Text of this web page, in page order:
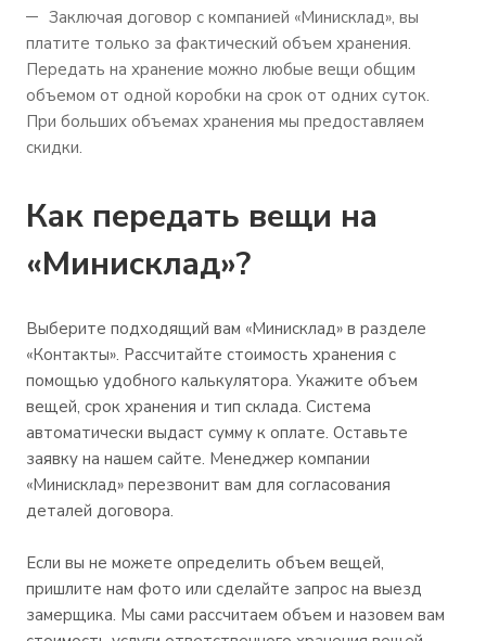
Заключая договор с компанией «Минисклад», вы
платите только за фактический объем хранения.
Передать на хранение можно любые вещи общим
объемом от одной коробки на срок от одних суток.
При больших объемах хранения мы предоставляем
скидки.
Как передать вещи на
«Минисклад»?
Выберите подходящий вам «Минисклад» в разделе
«Контакты». Рассчитайте стоимость хранения с
помощью удобного калькулятора. Укажите объем
вещей, срок хранения и тип склада. Система
автоматически выдаст сумму к оплате. Оставьте
заявку на нашем сайте. Менеджер компании
«Минисклад» перезвонит вам для согласования
деталей договора.
Если вы не можете определить объем вещей,
пришлите нам фото или сделайте запрос на выезд
замерщика. Мы сами рассчитаем объем и назовем вам